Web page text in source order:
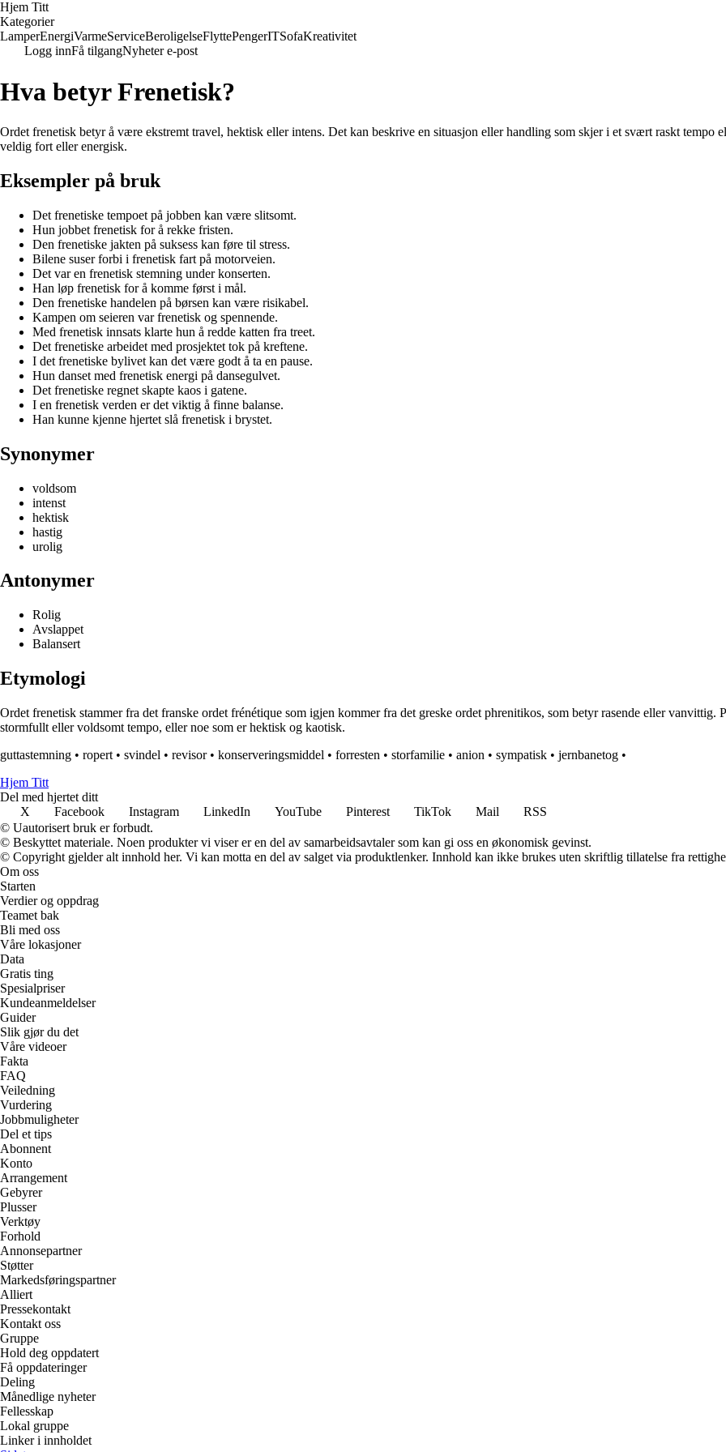
Hjem Titt
Kategorier
LamperEnergiVarmeServiceBeroligelseFlyttePengerITSofaKreativitet
Logg innFå tilgangNyheter e-post
Hva betyr Frenetisk?
Ordet frenetisk betyr å være ekstremt travel, hektisk eller intens. Det kan beskrive en situasjon eller handling som skjer i et svært raskt tempo
veldig fort eller energisk.
Eksempler på bruk
Det frenetiske tempoet på jobben kan være slitsomt.
Hun jobbet frenetisk for å rekke fristen.
Den frenetiske jakten på suksess kan føre til stress.
Bilene suser forbi i frenetisk fart på motorveien.
Det var en frenetisk stemning under konserten.
Han løp frenetisk for å komme først i mål.
Den frenetiske handelen på børsen kan være risikabel.
Kampen om seieren var frenetisk og spennende.
Med frenetisk innsats klarte hun å redde katten fra treet.
Det frenetiske arbeidet med prosjektet tok på kreftene.
I det frenetiske bylivet kan det være godt å ta en pause.
Hun danset med frenetisk energi på dansegulvet.
Det frenetiske regnet skapte kaos i gatene.
I en frenetisk verden er det viktig å finne balanse.
Han kunne kjenne hjertet slå frenetisk i brystet.
Synonymer
voldsom
intenst
hektisk
hastig
urolig
Antonymer
Rolig
Avslappet
Balansert
Etymologi
Ordet frenetisk stammer fra det franske ordet frénétique som igjen kommer fra det greske ordet phrenitikos, som betyr rasende eller
stormfullt eller voldsomt tempo, eller noe som er hektisk og kaotisk.
guttastemning • ropert • svindel • revisor• konserveringsmiddel • forresten • storfamilie • anion • sympatisk • jernbanetog •
Hjem Titt
Del med hjertet ditt
X
Facebook Instagram LinkedIn YouTube Pinterest TikTok Mail
RSS
© Uautorisert bruk er forbudt.
© Beskyttet materiale. Noen produkter vi viser er en del av samarbeidsavtaler som kan gi oss en økonomisk gevinst.
© Copyright gjelder alt innhold her. Vi kan motta en del av salget via produktlenker. Innhold kan ikke brukes uten skriftlig tillatelse fra
Om oss
Starten
Verdier og oppdrag
Teamet bak
Bli med oss
Våre lokasjoner
Data
Gratis ting
Spesialpriser
Kundeanmeldelser
Guider
Slik gjør du det
Våre videoer
Fakta
FAQ
Veiledning
Vurdering
Jobbmuligheter
Del et tips
Abonnent
Konto
Arrangement
Gebyrer
Plusser
Verktøy
Forhold
Annonsepartner
Støtter
Markedsføringspartner
Alliert
Pressekontakt
Kontakt oss
Gruppe
Hold deg oppdatert
Få oppdateringer
Deling
Månedlige nyheter
Fellesskap
Lokal gruppe
Linker i innholdet